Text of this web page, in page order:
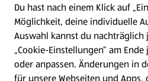
Unternehmen
Folge uns hier:
Du hast nach einem Klick auf
Möglichkeit, deine individuelle
Auswahl kannst du
„Cookie-Einstellungen“ am
oder anpassen. Änderungen in